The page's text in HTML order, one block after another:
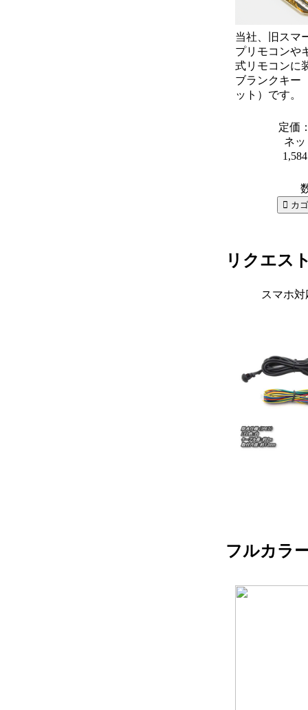
当社、旧スマ
プリモコンや
式リモコンに
ブランクキー
ット）です。
定価
ネ
リクエス
スマホ対応
フルカラ